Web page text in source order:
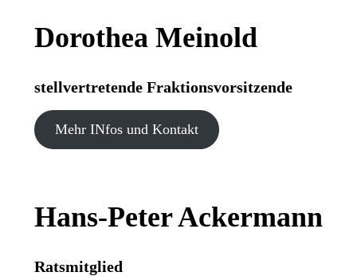
Dorothea Meinold
stellvertretende Fraktionsvorsitzende
Mehr INfos und Kontakt
Hans-Peter Ackermann
Ratsmitglied